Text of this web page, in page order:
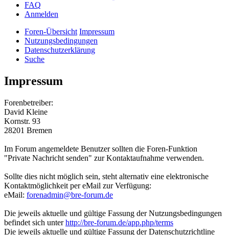
FAQ
Anmelden
Foren-Übersicht Impressum
Nutzungsbedingungen
Datenschutzerklärung
Suche
Impressum
Forenbetreiber:
David Kleine
Kornstr. 93
28201 Bremen
Im Forum angemeldete Benutzer sollten die Foren-Funktion
"Private Nachricht senden" zur Kontaktaufnahme verwenden.
Sollte dies nicht möglich sein, steht alternativ eine elektronische
Kontaktmöglichkeit per eMail zur Verfügung:
eMail: forenadmin@bre-forum.de
Die jeweils aktuelle und gültige Fassung der Nutzungsbedingungen
befindet sich unterhttp://bre-forum.de/app.php/terms
Die jeweils aktuelle und gültige Fassung der Datenschutzrichtline